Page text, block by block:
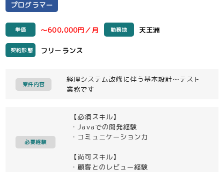
プログラマー
単価 ～600,000円／月 勤務地 天王洲
契約形態 フリーランス
案件内容
経理システム改修に伴う基本設計～テスト
業務です
必要経験
【必須スキル】
・Javaでの開発経験
・コミュニケーション力
【尚可スキル】
・顧客とのレビュー経験